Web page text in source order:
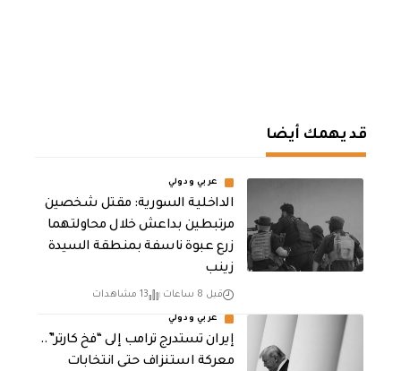
قد يهمك أيضا
عربي ودولي
الداخلية السورية: مقتل شخصين
مرتبطين بداعش خلال محاولتهما
زرع عبوة ناسفة بمنطقة السيدة
زينب
قبل 8 ساعات 13 مشاهدات
عربي ودولي
إيران تستدرج ترامب إلى “فخ كارتر”..
معركة استنزاف حتى انتخابات